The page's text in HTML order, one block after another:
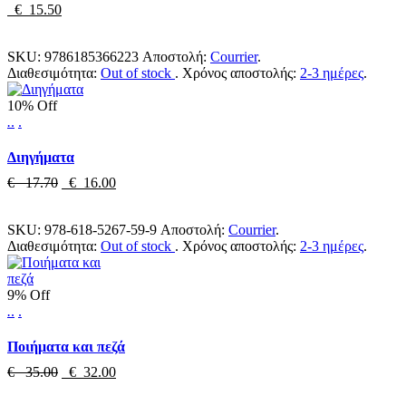
€ 15.50
SKU: 9786185366223 Αποστολή: Courrier.
Διαθεσιμότητα: Out of stock . Χρόνος αποστολής: 2-3 ημέρες.
10% Off
.. .
Διηγήματα
€ 17.70
€ 16.00
SKU: 978-618-5267-59-9 Αποστολή: Courrier.
Διαθεσιμότητα: Out of stock . Χρόνος αποστολής: 2-3 ημέρες.
9% Off
.. .
Ποιήματα και πεζά
€ 35.00
€ 32.00